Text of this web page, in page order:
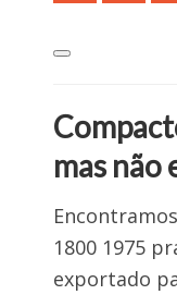
mas
1800 1975
exportado